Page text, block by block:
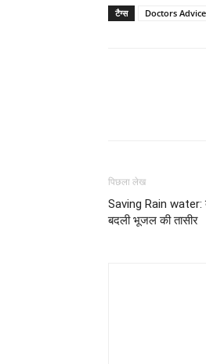
टैग्स Doctors Advice
पिछला लेख
Saving Rain water:
बदली भूजल की तासीर